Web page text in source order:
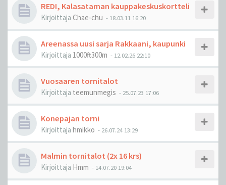
REDI, Kalasataman kauppakeskuskortteli
Kirjoittaja Chae-chu - 18.03.11 16:20
Areenassa uusi sarja Rakkaani, kaupunki
Kirjoittaja 1000ft300m - 12.02.26 22:10
Vuosaaren tornitalot
Kirjoittaja teemunmegis - 25.07.23 17:06
Konepajan torni
Kirjoittaja hmikko - 26.07.24 13:29
Malmin tornitalot (2x 16 krs)
Kirjoittaja Hmm - 14.07.20 19:04